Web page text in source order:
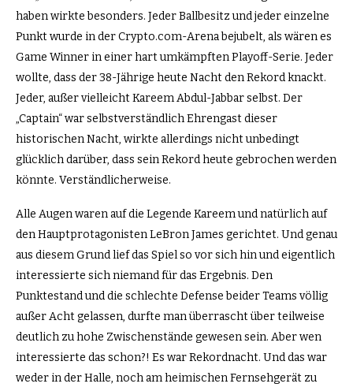
haben wirkte besonders. Jeder Ballbesitz und jeder einzelne
Punkt wurde in der Crypto.com-Arena bejubelt, als wären es
Game Winner in einer hart umkämpften Playoff-Serie. Jeder
wollte, dass der 38-Jährige heute Nacht den Rekord knackt.
Jeder, außer vielleicht Kareem Abdul-Jabbar selbst. Der
„Captain“ war selbstverständlich Ehrengast dieser
historischen Nacht, wirkte allerdings nicht unbedingt
glücklich darüber, dass sein Rekord heute gebrochen werden
könnte. Verständlicherweise.
Alle Augen waren auf die Legende Kareem und natürlich auf
den Hauptprotagonisten LeBron James gerichtet. Und genau
aus diesem Grund lief das Spiel so vor sich hin und eigentlich
interessierte sich niemand für das Ergebnis. Den
Punktestand und die schlechte Defense beider Teams völlig
außer Acht gelassen, durfte man überrascht über teilweise
deutlich zu hohe Zwischenstände gewesen sein. Aber wen
interessierte das schon?! Es war Rekordnacht. Und das war
weder in der Halle, noch am heimischen Fernsehgerät zu